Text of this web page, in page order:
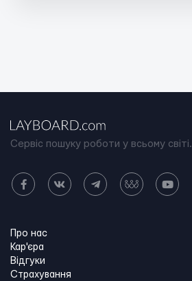
Сервіс пошуку роботи у всьому світі.
Про нас
Кар'єра
Відгуки
Страхування